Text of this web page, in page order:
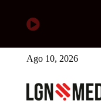

Ago 10, 2026